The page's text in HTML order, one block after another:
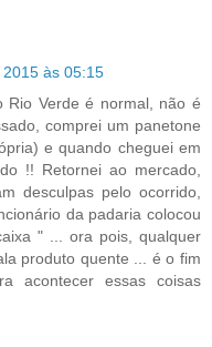
às 05:15
Rio Verde é normal, não é
comprei um panetone
e quando cheguei em
!! Retornei ao mercado,
desculpas pelo ocorrido,
da padaria colocou
" ... ora pois, qualquer
produto quente ... é o fim
acontecer essas coisas